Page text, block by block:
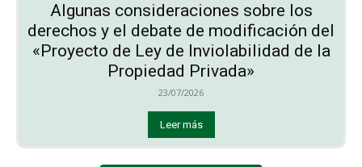
Algunas consideraciones sobre los
derechos y el debate de modificación del
«Proyecto de Ley de Inviolabilidad de la
Propiedad Privada»
23/07/2026
Leer más